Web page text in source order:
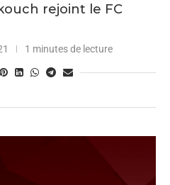
rejoint le FC
1 minutes de lecture